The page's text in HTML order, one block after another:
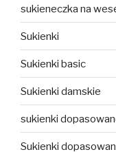
sukieneczka na
Sukienki
Sukienki basic
Sukienki damskie
sukienki
Sukienki